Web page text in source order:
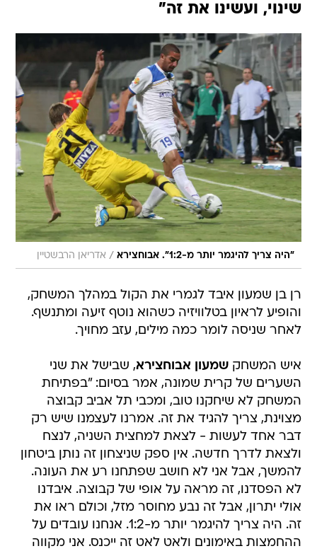
שינוי, ועשינו את זה"
"היה צריך להיגמר יותר מ-1:2". אבוחצירא / אדריאן הרבשטיין
רן בן שמעון איבד לגמרי את הקול במהלך המשחק,
והופיע לראיון בטלוויזיה כשהוא נוטף זיעה ומתנשף.
לאחר שניסה לומר כמה מילים, עזב מחויך.
איש המשחקשמעון אבוחצירא, שבישל את שני
השערים של קרית שמונה, אמר בסיום: "בפתיחת
המשחק לא שיחקנו טוב, ומכבי תל אביב קבוצה
מצוינת, צריך להגיד את זה. אמרנו לעצמנו שיש רק
דבר אחד לעשות - לצאת למחצית השניה, לנצח
ולצאת לדרך חדשה. אין ספק שניצחון זה נותן ביטחון
להמשך, אבל אני לא חושב שפתחנו רע את העונה.
לא הפסדנו, זה מראה על אופי של קבוצה. איבדנו
אולי יתרון, אבל זה נבע מחוסר מזל, וכולם ראו את
זה. היה צריך להיגמר יותר מ-1:2. אנחנו עובדים על
ההחמצות באימונים ולאט לאט זה ייכנס. אני מקווה